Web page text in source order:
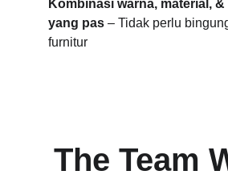
Kombinasi warna, material,
yang pas – Tidak perlu
furnitur
The Team